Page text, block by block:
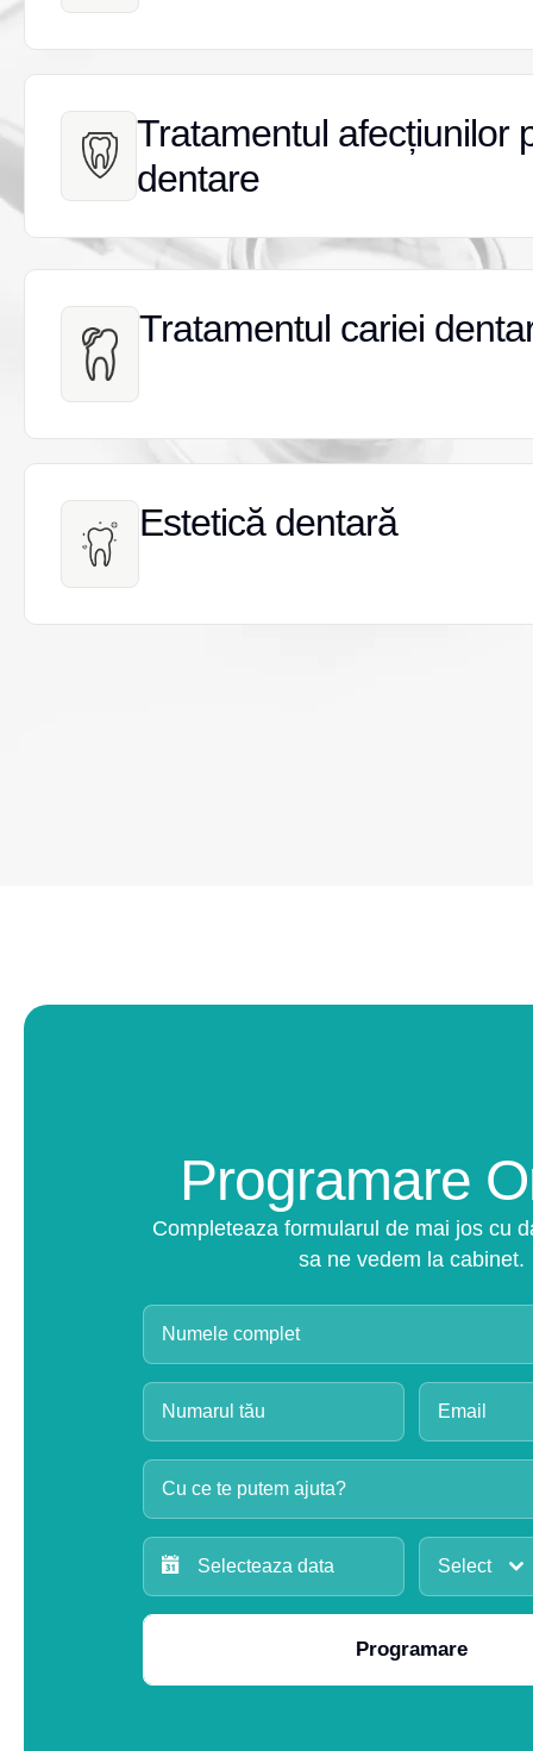
Tratamentul afecțiunilor
dentare
Tratamentul afecțiunilor
dentare
Tratamentul cariei
Tratamentul cariei
Estetică dentară
Estetică dentară
Programare
Completeaza formularul de mai jos cu
sa ne vedem la cabinet.
Cu ce te putem ajuta?
Select
Programare